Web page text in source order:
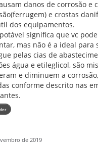
danos de corrosão e
e crostas
dos equipamentos.
significa que vc
mas não é a ideal para
pelas cias de
água e etileglicol, são
e diminuem a
conforme descrito nas
de 2019